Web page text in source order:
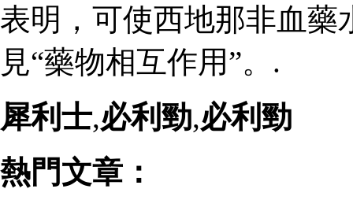
表明，可使西地那非血藥
見“藥物相互作用”。.
犀利士,必利勁,必利勁
熱門文章：